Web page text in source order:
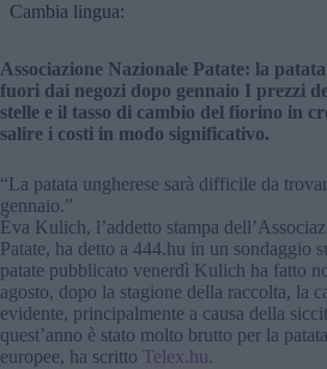
Cambia lingua:
Associazione Nazionale Patate: la
fuori dai negozi dopo gennaio I prezzi
stelle e il tasso di cambio del fiorino in
salire i costi in modo significativo.
“La patata ungherese sarà difficile da
gennaio.”
Éva Kulich, l’addetto stampa
Patate, ha detto a 444.hu in un sondaggio
patate pubblicato venerdì Kulich ha fatto
agosto, dopo la stagione della raccolta, la
evidente, principalmente a causa della
quest’anno è stato molto brutto per la
europee, ha scritto Telex.hu.